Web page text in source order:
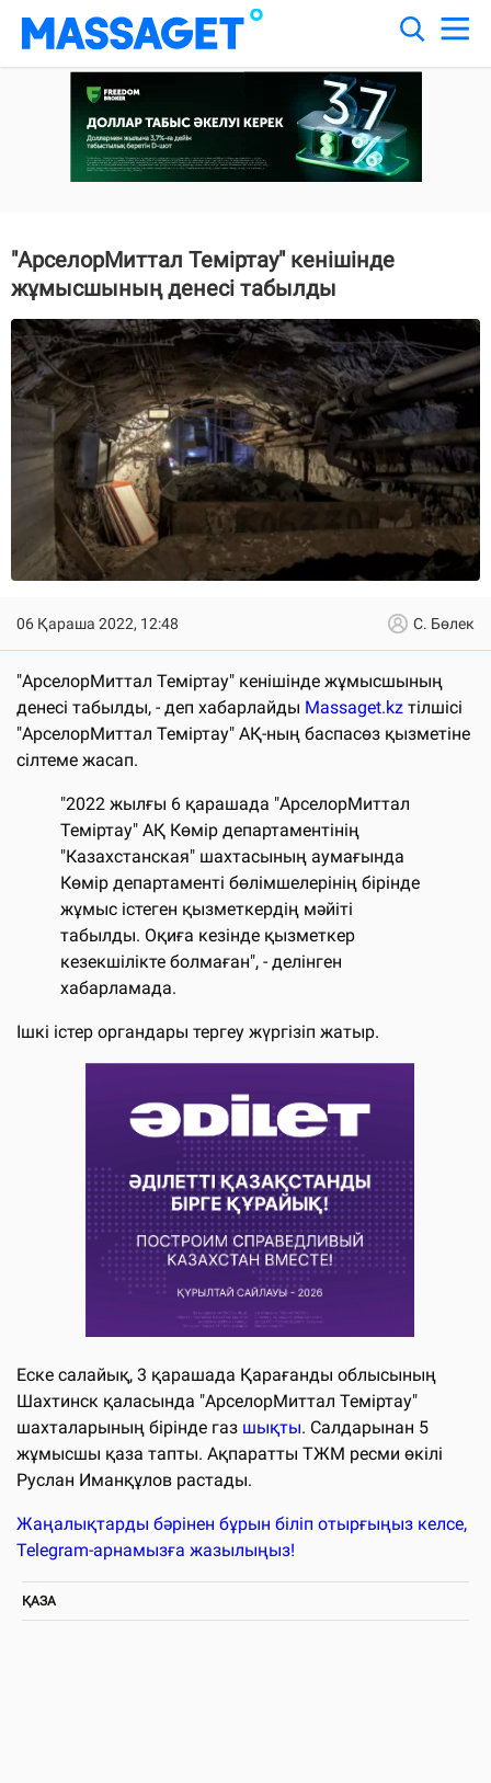
"АрселорМиттал Теміртау" кенішінде
жұмысшының денесі табылды
06 Қараша 2022, 12:48 С. Бөлек
"АрселорМиттал Теміртау" кенішінде жұмысшының
денесі табылды, - деп хабарлайды Massaget.kz тілшісі
"АрселорМиттал Теміртау" АҚ-ның баспасөз қызметіне
сілтеме жасап.
"2022 жылғы 6 қарашада "АрселорМиттал
Теміртау" АҚ Көмір департаментінің
"Казахстанская" шахтасының аумағында
Көмір департаменті бөлімшелерінің бірінде
жұмыс істеген қызметкердің мәйіті
табылды. Оқиға кезінде қызметкер
кезекшілікте болмаған", - делінген
хабарламада.
Ішкі істер органдары тергеу жүргізіп жатыр.
Еске салайық, 3 қарашада Қарағанды ​​облысының
Шахтинск қаласында "АрселорМиттал Теміртау"
шахталарының бірінде газ шықты. Салдарынан 5
жұмысшы қаза тапты. Ақпаратты ТЖМ ресми өкілі
Руслан Иманқұлов растады.
Жаңалықтарды бәрінен бұрын біліп отырғыңыз келсе,
Telegram-арнамызға жазылыңыз!
ҚАЗА